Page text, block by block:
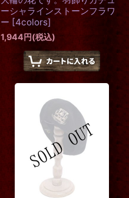
ーシャラインストーンフラワ
ー [4colors]
1,944円(税込)